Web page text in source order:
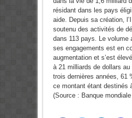
résidant dans les pays
aide. Depuis sa création,
soutenu des activités de
dans 113 pays. Le volume
ses engagements est en
augmentation et s’est
à 21 milliards de dollars au
trois dernières années, 61
ce montant étant destinés
(Source : Banque